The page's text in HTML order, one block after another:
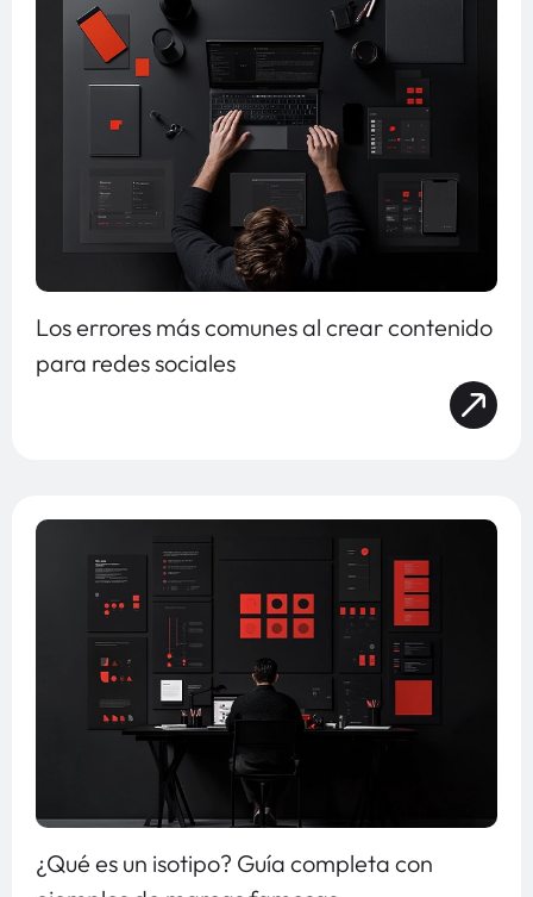
Los errores más comunes al crear contenido
para redes sociales
¿Qué es un isotipo? Guía completa con